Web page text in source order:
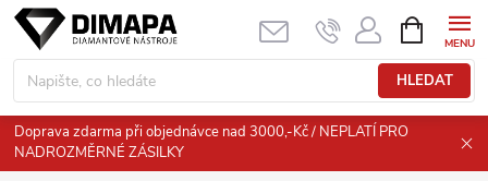
Přejít
obsah
HLEDAT
NÁKUPNÍ
KOŠÍK
Doprava zdarma při objednávce nad 3000,-Kč / NEPLATÍ PRO
NADROZMĚRNÉ ZÁSILKY